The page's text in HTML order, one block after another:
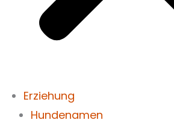
Erziehung
Hundenamen